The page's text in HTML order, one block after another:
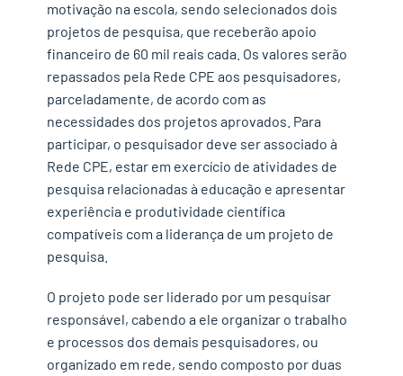
motivação na escola, sendo selecionados dois
projetos de pesquisa, que receberão apoio
financeiro de 60 mil reais cada. Os valores serão
repassados pela Rede CPE aos pesquisadores,
parceladamente, de acordo com as
necessidades dos projetos aprovados. Para
participar, o pesquisador deve ser associado à
Rede CPE, estar em exercício de atividades de
pesquisa relacionadas à educação e apresentar
experiência e produtividade científica
compatíveis com a liderança de um projeto de
pesquisa.
O projeto pode ser liderado por um pesquisar
responsável, cabendo a ele organizar o trabalho
e processos dos demais pesquisadores, ou
organizado em rede, sendo composto por duas